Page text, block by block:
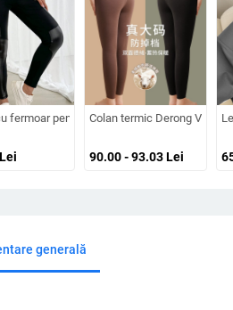
fermoar pentru femei, îmbrăcăminte
Lei
Colan termic Derong Velvet
90.00 - 93.03Lei
generală